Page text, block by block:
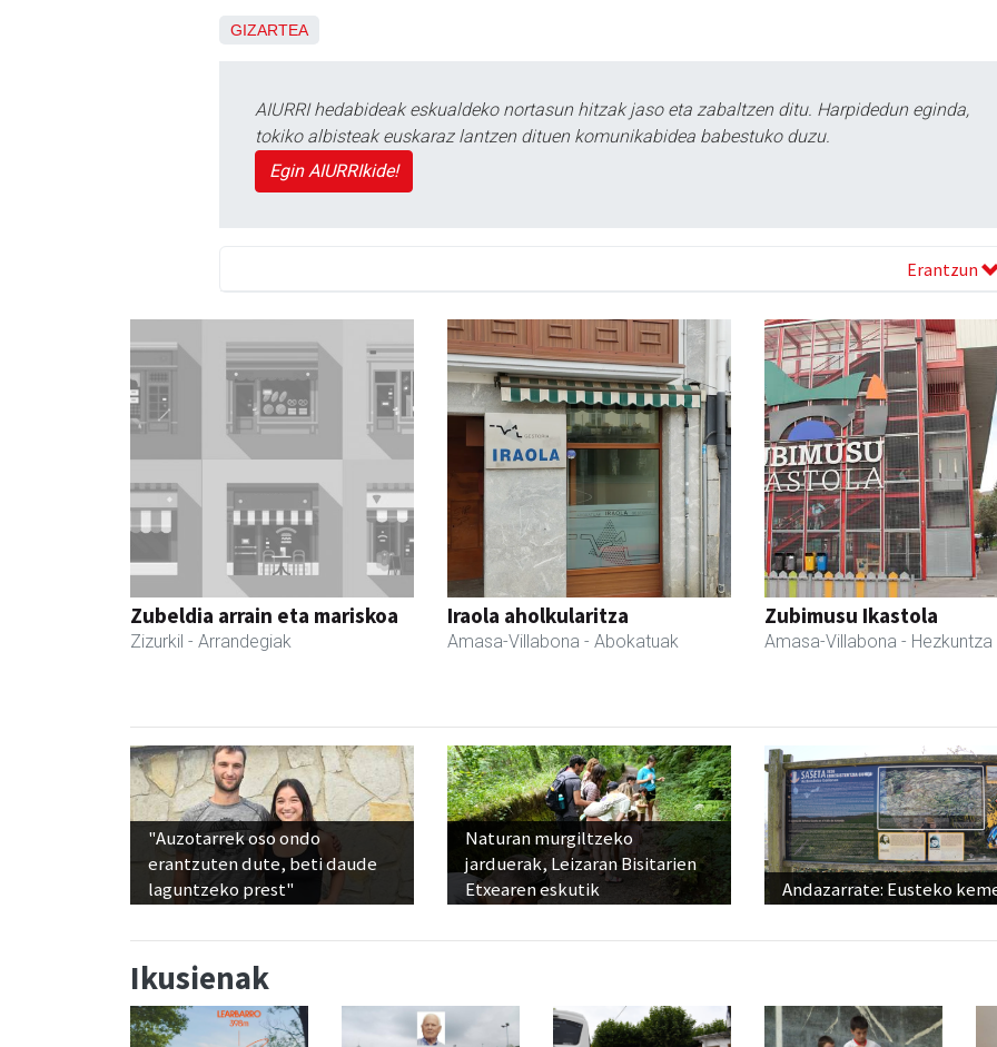
GIZARTEA
AIURRI hedabideak eskualdeko nortasun hitzak jaso eta zabaltzen ditu. Harpidedun eginda,
tokiko albisteak euskaraz lantzen dituen komunikabidea babestuko duzu.
Egin AIURRIkide!
Erantzun
Zubeldia arrain eta mariskoa
Zizurkil - Arrandegiak
Iraola aholkularitza
Amasa-Villabona - Abokatuak
Zubimusu Ikastola
Amasa-Villabona - Hezkuntza
"Auzotarrek oso ondo
erantzuten dute, beti daude
laguntzeko prest"
Naturan murgiltzeko
jarduerak, Leizaran Bisitarien
Etxearen eskutik
Andazarrate: Eusteko
Ikusienak